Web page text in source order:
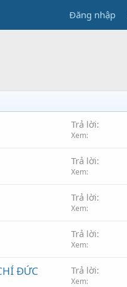
Đăng nhập
Trả lời
Xem
Trả lời
Xem
Trả lời
Xem
Trả lời
Xem
ĐỨC Trả lời
Xem